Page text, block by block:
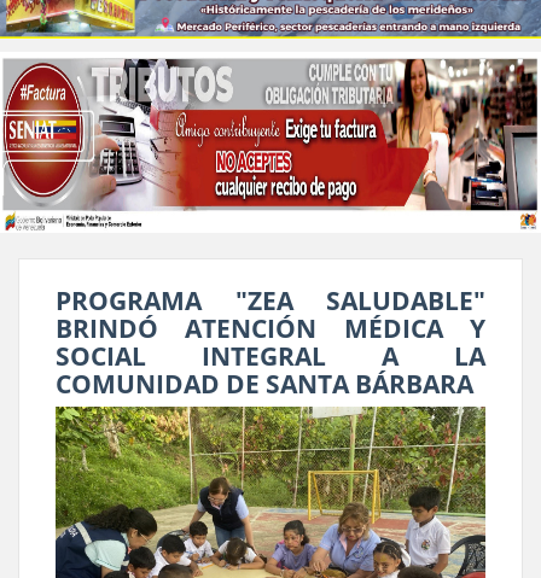
PROGRAMA "ZEA SALUDABLE"
BRINDÓ ATENCIÓN MÉDICA Y
SOCIAL INTEGRAL A LA
COMUNIDAD DE SANTA BÁRBARA